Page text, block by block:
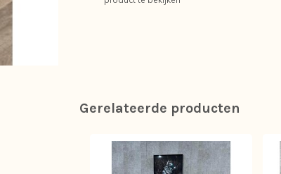
Gerelateerde producten